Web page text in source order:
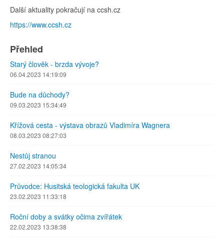
Další aktuality pokračují na ccsh.cz
https://www.ccsh.cz
Přehled
Starý člověk - brzda vývoje?
06.04.2023 14:19:09
Bude na důchody?
09.03.2023 15:34:49
Křížová cesta - výstava obrazů Vladimíra Wagnera
08.03.2023 08:27:03
Nestůj stranou
27.02.2023 14:05:34
Průvodce: Husitská teologická fakulta UK
23.02.2023 11:33:18
Roční doby a svátky očima zvířátek
22.02.2023 13:38:38